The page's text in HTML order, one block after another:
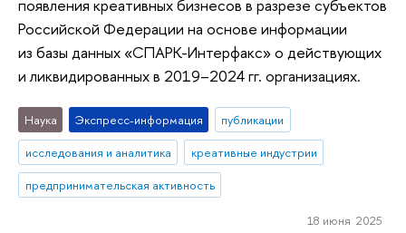
появления креативных бизнесов в разрезе субъектов
Российской Федерации на основе информации
из базы данных «СПАРК-Интерфакс» о действующих
и ликвидированных в 2019–2024 гг. организациях.
Наука Экспресс-информация
публикации
исследования и аналитика
креативные индустрии
предпринимательская активность
18 июня 2025